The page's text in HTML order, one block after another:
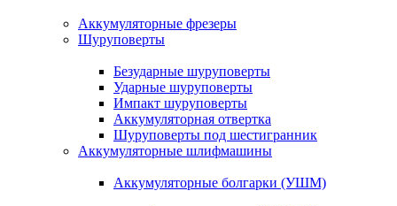
Аккумуляторные фрезеры
Шуруповерты
Безударные шуруповерты
Ударные шуруповерты
Импакт шуруповерты
Аккумуляторная отвертка
Шуруповерты под шестигранник
Аккумуляторные шлифмашины
Аккумуляторные болгарки (УШМ)